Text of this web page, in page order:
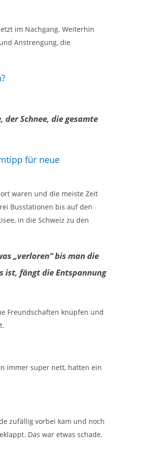
im Nachgang. Weiterhin
Anstrengung, die
Schnee, die gesamte
für neue
waren und die meiste Zeit
Busstationen bis auf den
in die Schweiz zu den
„verloren“ bis man die
ist, fängt die Entspannung
Freundschaften knüpfen und
immer super nett, hatten ein
zufällig vorbei kam und noch
Das war etwas schade.